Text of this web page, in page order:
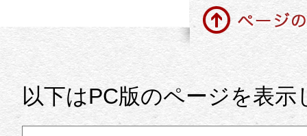
ページの先頭に戻る
以下はPC版のページを表示